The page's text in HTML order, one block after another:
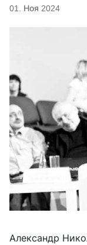
01. Ноя 2024
Александр